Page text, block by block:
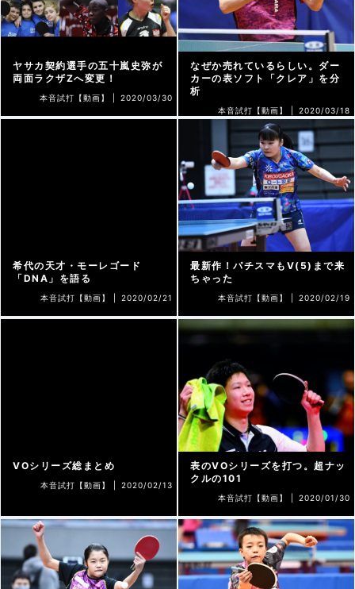
ヤサカ契約選手の五十嵐史弥が
両面ラクザZへ変更！
本音試打【動画】 | 2020/03/30
なぜか売れているらしい。ダー
カーの表ソフト「クレア」を分
析
本音試打【動画】 | 2020/03/18
希代の天才・モーレゴード
「DNA」を語る
本音試打【動画】 | 2020/02/21
最新作！パチスマもV(5)まで来
ちゃった
本音試打【動画】 | 2020/02/19
VOシリーズ総まとめ
本音試打【動画】 | 2020/02/13
表のVOシリーズを打つ。超ナッ
クルの101
本音試打【動画】 | 2020/01/30